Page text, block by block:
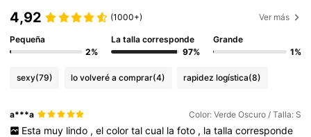
4,92 (1000+) Ver más
Pequeña
2%
La talla corresponde
97%
Grande
1%
sexy(79) lo volveré a comprar(4) rapidez logística(8)
a***a Color: Verde Oscuro / Talla: S
Esta muy lindo , el color tal cual la foto , la talla corresponde